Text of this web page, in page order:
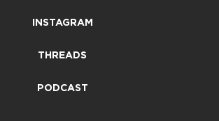
INSTAGRAM
THREADS
PODCAST